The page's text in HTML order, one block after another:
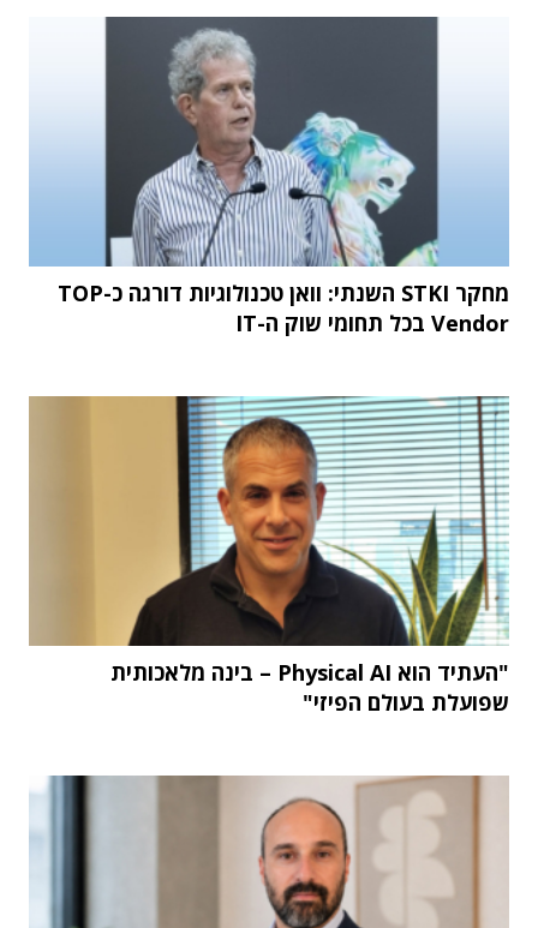
מחקר STKI השנתי: וואן טכנולוגיות דורגה כ-TOP
Vendor בכל תחומי שוק ה-IT
"העתיד הוא Physical AI – בינה מלאכותית
שפועלת בעולם הפיזי"